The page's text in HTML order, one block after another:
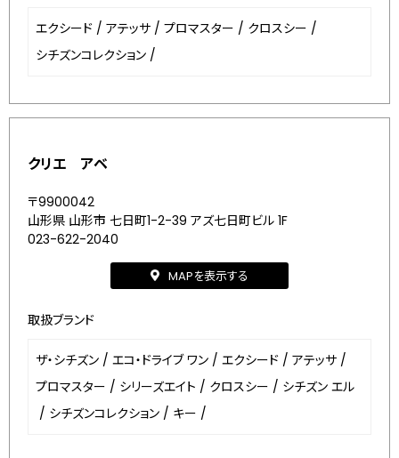
エクシード / アテッサ / プロマスター / クロスシー /
シチズンコレクション /
クリエ アベ
〒9900042
山形県 山形市 七日町1-2-39 アズ七日町ビル 1F
023-622-2040
MAPを表示する
取扱ブランド
ザ・シチズン / エコ・ドライブ ワン / エクシード / アテッサ /
プロマスター / シリーズエイト / クロスシー / シチズン エル
/ シチズンコレクション / キー /